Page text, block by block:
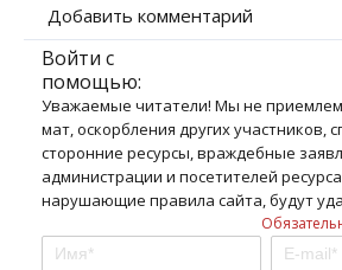
Добавить комментарий
Войти с
помощью:
Уважаемые читатели! Мы не
мат, оскорбления других участников,
сторонние ресурсы, враждебные
администрации и посетителей
нарушающие правила сайта, будут